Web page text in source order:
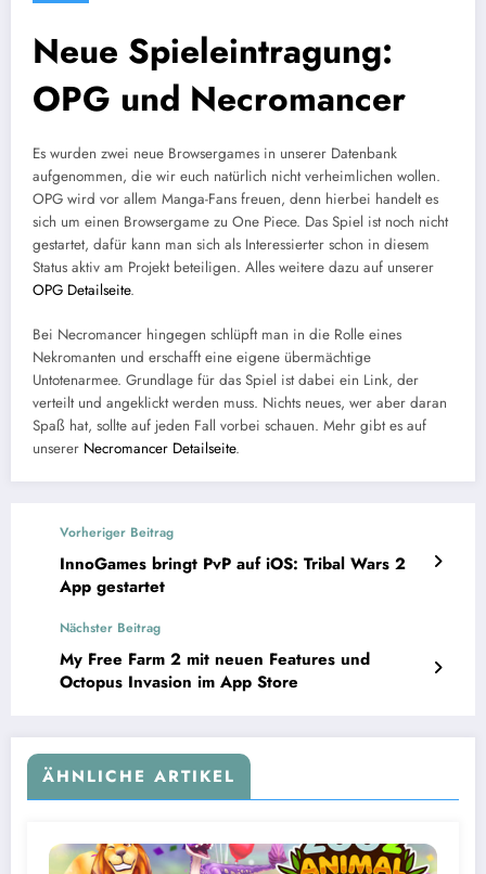
Neue Spieleintragung:
OPG und Necromancer
Es wurden zwei neue Browsergames in unserer Datenbank
aufgenommen, die wir euch natürlich nicht verheimlichen wollen.
OPG wird vor allem Manga-Fans freuen, denn hierbei handelt es
sich um einen Browsergame zu One Piece. Das Spiel ist noch nicht
gestartet, dafür kann man sich als Interessierter schon in diesem
Status aktiv am Projekt beteiligen. Alles weitere dazu auf unserer
OPG Detailseite.
Bei Necromancer hingegen schlüpft man in die Rolle eines
Nekromanten und erschafft eine eigene übermächtige
Untotenarmee. Grundlage für das Spiel ist dabei ein Link, der
verteilt und angeklickt werden muss. Nichts neues, wer aber daran
Spaß hat, sollte auf jeden Fall vorbei schauen. Mehr gibt es auf
unserer Necromancer Detailseite.
Vorheriger Beitrag
InnoGames bringt PvP auf iOS: Tribal Wars 2
App gestartet
Nächster Beitrag
My Free Farm 2 mit neuen Features und
Octopus Invasion im App Store
ÄHNLICHE ARTIKEL